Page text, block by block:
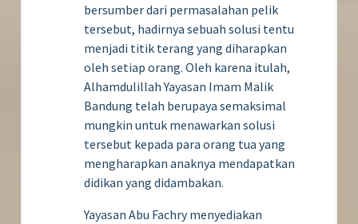
bersumber dari permasalahan pelik
tersebut, hadirnya sebuah solusi tentu
menjadi titik terang yang diharapkan
oleh setiap orang. Oleh karena itulah,
Alhamdulillah Yayasan Imam Malik
Bandung telah berupaya semaksimal
mungkin untuk menawarkan solusi
tersebut kepada para orang tua yang
mengharapkan anaknya mendapatkan
didikan yang didambakan.
Yayasan Abu Fachry menyediakan